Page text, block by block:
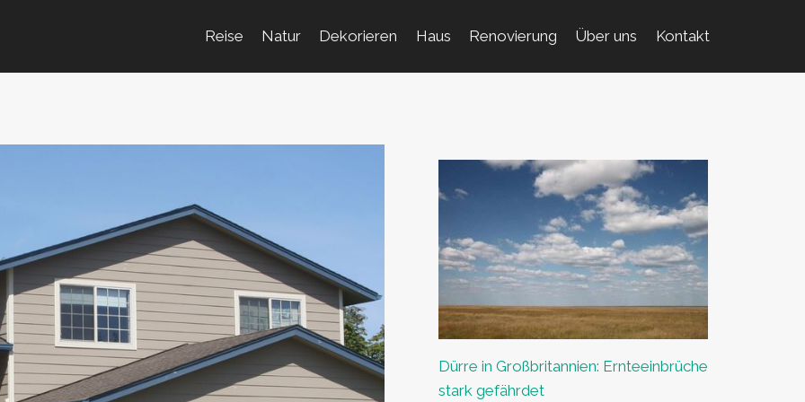
Reise Natur Dekorieren Haus Renovierung Über uns Kontakt
Dürre in Großbritannien: Ernteeinbrüche
stark gefährdet